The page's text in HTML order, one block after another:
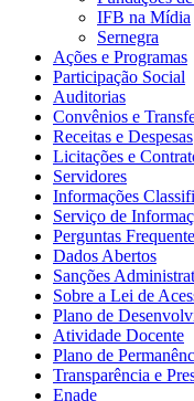
IFB na Mídia
Sernegra
Ações e Programas
Participação Social
Auditorias
Convênios e
Receitas e Despesas
Licitações e
Servidores
Informações
Serviço de
Perguntas
Dados Abertos
Sanções
Sobre a Lei de
Plano de
Atividade Docente
Plano de
Transparência e
Enade